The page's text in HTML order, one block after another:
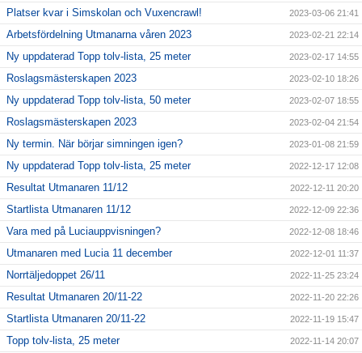
Platser kvar i Simskolan och Vuxencrawl! 2023-03-06 21:41
Arbetsfördelning Utmanarna våren 2023 2023-02-21 22:14
Ny uppdaterad Topp tolv-lista, 25 meter 2023-02-17 14:55
Roslagsmästerskapen 2023 2023-02-10 18:26
Ny uppdaterad Topp tolv-lista, 50 meter 2023-02-07 18:55
Roslagsmästerskapen 2023 2023-02-04 21:54
Ny termin. När börjar simningen igen? 2023-01-08 21:59
Ny uppdaterad Topp tolv-lista, 25 meter 2022-12-17 12:08
Resultat Utmanaren 11/12 2022-12-11 20:20
Startlista Utmanaren 11/12 2022-12-09 22:36
Vara med på Luciauppvisningen? 2022-12-08 18:46
Utmanaren med Lucia 11 december 2022-12-01 11:37
Norrtäljedoppet 26/11 2022-11-25 23:24
Resultat Utmanaren 20/11-22 2022-11-20 22:26
Startlista Utmanaren 20/11-22 2022-11-19 15:47
Topp tolv-lista, 25 meter 2022-11-14 20:07